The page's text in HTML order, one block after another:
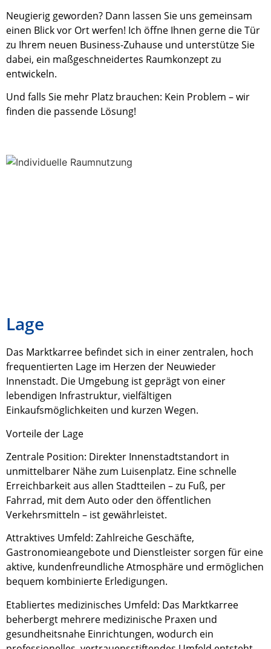
Neugierig geworden? Dann lassen Sie uns gemeinsam
einen Blick vor Ort werfen! Ich öffne Ihnen gerne die Tür
zu Ihrem neuen Business-Zuhause und unterstütze Sie
dabei, ein maßgeschneidertes Raumkonzept zu
entwickeln.
Und falls Sie mehr Platz brauchen: Kein Problem – wir
finden die passende Lösung!
Lage
Das Marktkarree befindet sich in einer zentralen, hoch
frequentierten Lage im Herzen der Neuwieder
Innenstadt. Die Umgebung ist geprägt von einer
lebendigen Infrastruktur, vielfältigen
Einkaufsmöglichkeiten und kurzen Wegen.
Vorteile der Lage
Zentrale Position: Direkter Innenstadtstandort in
unmittelbarer Nähe zum Luisenplatz. Eine schnelle
Erreichbarkeit aus allen Stadtteilen – zu Fuß, per
Fahrrad, mit dem Auto oder den öffentlichen
Verkehrsmitteln – ist gewährleistet.
Attraktives Umfeld: Zahlreiche Geschäfte,
Gastronomieangebote und Dienstleister sorgen für eine
aktive, kundenfreundliche Atmosphäre und ermöglichen
bequem kombinierte Erledigungen.
Etabliertes medizinisches Umfeld: Das Marktkarree
beherbergt mehrere medizinische Praxen und
gesundheitsnahe Einrichtungen, wodurch ein